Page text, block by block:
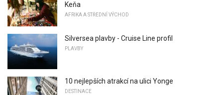
Keňa
AFRIKA A STŘEDNÍ VÝCHOD
Silversea plavby - Cruise Line profil
PLAVBY
10 nejlepších atrakcí na ulici Yonge
DESTINACE